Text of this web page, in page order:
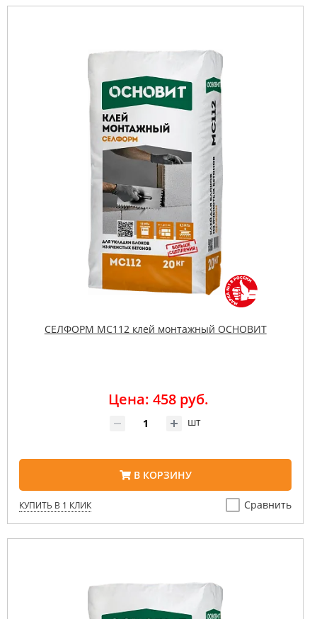
СЕЛФОРМ MC112 клей монтажный ОСНОВИТ
Цена: 458 руб.
шт
В КОРЗИНУ
КУПИТЬ В 1 КЛИК Сравнить